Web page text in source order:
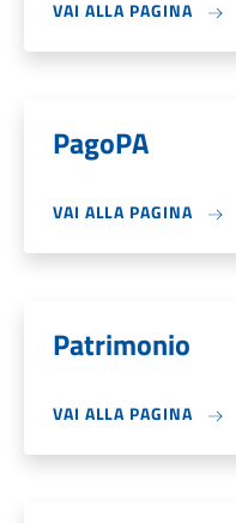
VAI ALLA PAGINA
PagoPA
VAI ALLA PAGINA
Patrimonio
VAI ALLA PAGINA